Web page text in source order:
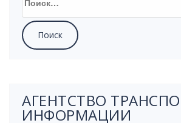
АГЕНТСТВО
ИНФОРМАЦИИ